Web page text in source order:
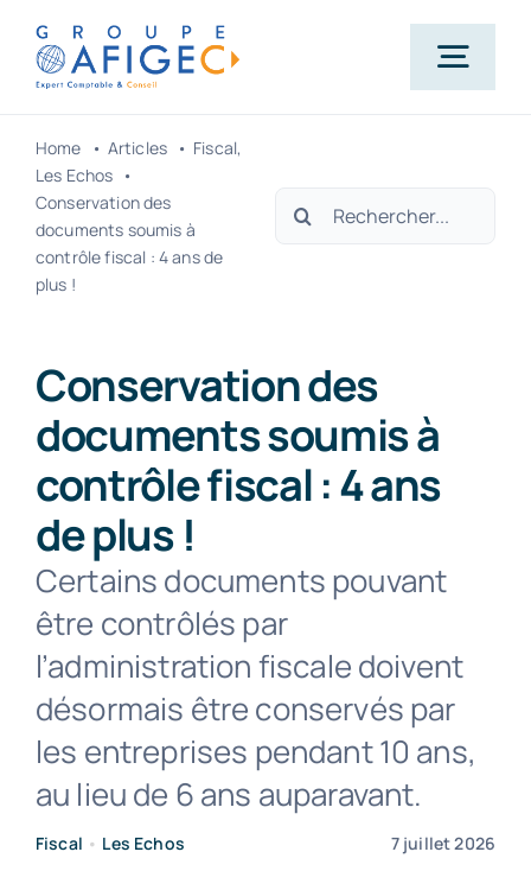
Passer
contenu
Accueil
Qui-sommes-nous ?
Actualités
Carrière
Contact
Home Articles
Fiscal
Les Echos
Conservation des
documents soumis à
contrôle fiscal : 4 ans de
plus !
Rechercher:
Conservation des
documents soumis à
contrôle fiscal : 4 ans
de plus !
Certains documents pouvant
être contrôlés par
l’administration fiscale doivent
désormais être conservés par
les entreprises pendant 10 ans,
au lieu de 6 ans auparavant.
Fiscal • Les Echos 7 juillet 2026